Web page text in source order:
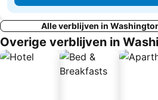
Alle verblijven in
Overige verblijven in